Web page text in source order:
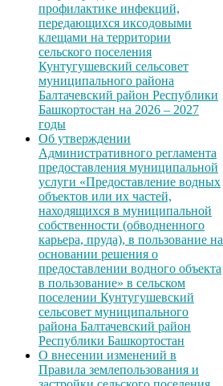
профилактике инфекций,
передающихся иксодовыми
клещами на территории
сельского поселения
Кунтугушевский сельсовет
муниципального района
Балтачевский район Республики
Башкортостан на 2026 – 2027
годы
Об утверждении
Административного регламента
предоставления муниципальной
услуги «Предоставление водных
объектов или их частей,
находящихся в муниципальной
собственности (обводненного
карьера, пруда), в пользование на
основании решения о
предоставлении водного объекта
в пользование» в сельском
поселении Кунтугушевский
сельсовет муниципального
района Балтачевский район
Республики Башкортостан
О внесении изменений в
Правила землепользования и